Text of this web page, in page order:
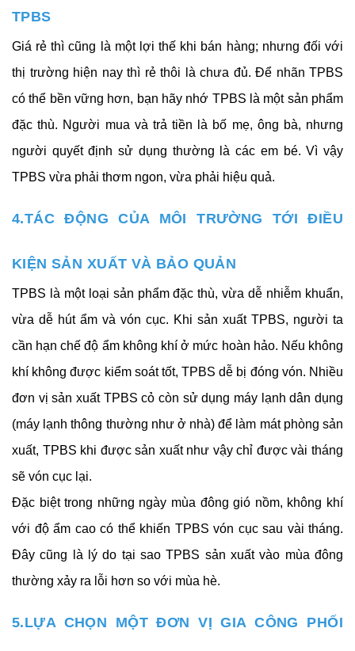
TPBS
Giá rẻ thì cũng là một lợi thế khi bán hàng; nhưng đối với
thị trường hiện nay thì rẻ thôi là chưa đủ. Để nhãn TPBS
có thể bền vững hơn, bạn hãy nhớ TPBS là một sản phẩm
đặc thù. Người mua và trả tiền là bố mẹ, ông bà, nhưng
người quyết định sử dụng thường là các em bé. Vì vậy
TPBS vừa phải thơm ngon, vừa phải hiệu quả.
4.TÁC ĐỘNG CỦA MÔI TRƯỜNG TỚI ĐIỀU
KIỆN SẢN XUẤT VÀ BẢO QUẢN
TPBS là một loại sản phẩm đặc thù, vừa dễ nhiễm khuẩn,
vừa dễ hút ẩm và vón cục. Khi sản xuất TPBS, người ta
cần hạn chế độ ẩm không khí ở mức hoàn hảo. Nếu không
khí không được kiểm soát tốt, TPBS dễ bị đóng vón. Nhiều
đơn vị sản xuất TPBS cỏ còn sử dụng máy lạnh dân dụng
(máy lạnh thông thường như ở nhà) để làm mát phòng sản
xuất, TPBS khi được sản xuất như vậy chỉ được vài tháng
sẽ vón cục lại.
Đặc biệt trong những ngày mùa đông gió nồm, không khí
với độ ẩm cao có thể khiến TPBS vón cục sau vài tháng.
Đây cũng là lý do tại sao TPBS sản xuất vào mùa đông
thường xảy ra lỗi hơn so với mùa hè.
5.LỰA CHỌN MỘT ĐƠN VỊ GIA CÔNG PHỐI